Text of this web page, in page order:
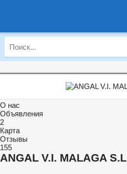
О нас
Объявления
2
Карта
Отзывы
155
ANGAL V.I. MALAGA S.L